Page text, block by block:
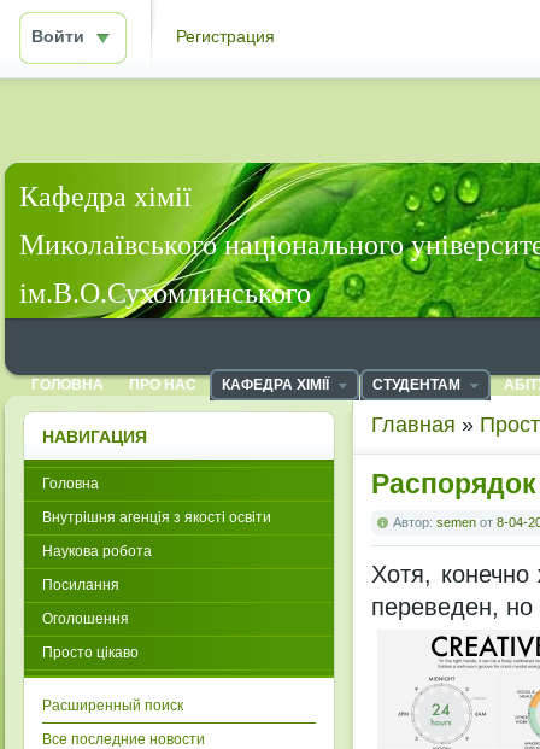
Войти Регистрация
Кафедра хімії
Миколаївського національного
ім.В.О.Сухомлинського
ГОЛОВНА ПРО НАС КАФЕДРА ХІМІЇ СТУДЕНТАМ
Главная »
Автор: semen от 8-04-
Хотя,
переведен,
НАВИГАЦИЯ
Головна
Внутрішня агенція з якості освіти
Наукова робота
Посилання
Оголошення
Просто цікаво
Расширенный поиск
Все последние новости